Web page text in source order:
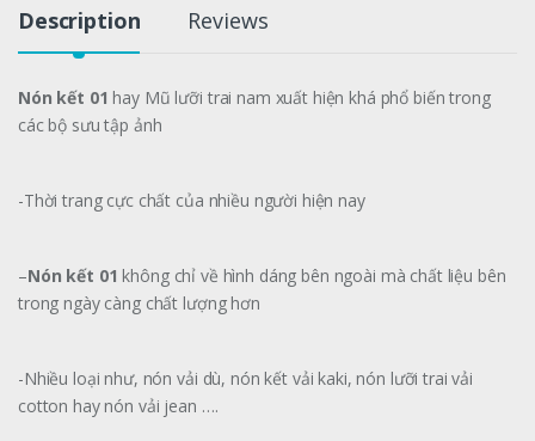
Description Reviews
Nón kết 01 hay Mũ lưỡi trai nam xuất hiện khá phổ biến trong
các bộ sưu tập ảnh
-Thời trang cực chất của nhiều người hiện nay
–Nón kết 01 không chỉ về hình dáng bên ngoài mà chất liệu bên
trong ngày càng chất lượng hơn
-Nhiều loại như, nón vải dù, nón kết vải kaki, nón lưỡi trai vải
cotton hay nón vải jean ….